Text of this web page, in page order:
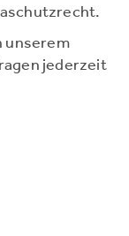
unserem
jederzeit